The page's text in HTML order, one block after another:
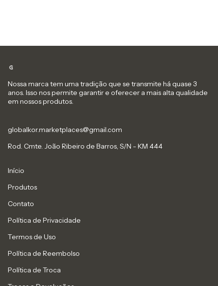
Nossa marca tem uma tradição que se transmite há quase 3
anos. Isso nos permite garantir e oferecer a mais alta qualidade
em nossos produtos.
globalkor.marketplaces@gmail.com
Rod. Cmte. João Ribeiro de Barros, S/N - KM 444
Início
Produtos
Contato
Política de Privacidade
Termos de Uso
Política de Reembolso
Política de Troca